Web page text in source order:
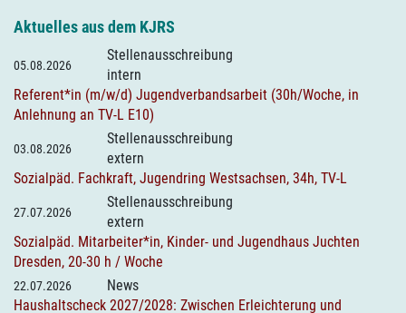
Aktuelles aus dem KJRS
05.08.2026
Stellenausschreibung
intern
Referent*in (m/w/d) Jugendverbandsarbeit (30h/Woche, in
Anlehnung an TV-L E10)
03.08.2026
Stellenausschreibung
extern
Sozialpäd. Fachkraft, Jugendring Westsachsen, 34h, TV-L
27.07.2026
Stellenausschreibung
extern
Sozialpäd. Mitarbeiter*in, Kinder- und Jugendhaus Juchten
Dresden, 20-30 h / Woche
22.07.2026
News
Haushaltscheck 2027/2028: Zwischen Erleichterung und